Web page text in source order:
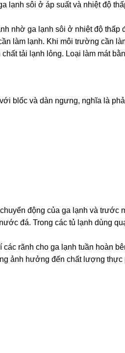
lạnh sôi ở áp suất và nhiệt độ
nhờ ga lạnh sôi ở nhiệt độ thấp
làm lạnh. Khi môi trường cần
tải lạnh lỏng. Loại làm mát
blốc và dàn ngưng, nghĩa là
động của ga lạnh và
đá. Trong các tủ lạnh dùng
rãnh cho ga lạnh tuần hoàn
ảnh hưởng đến chất lượng